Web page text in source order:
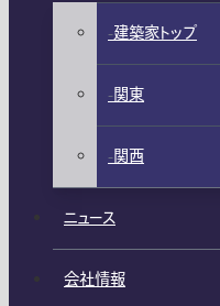
建築家トップ
関東
関西
ニュース
会社情報